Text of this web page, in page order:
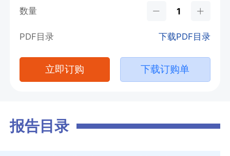
数量
PDF目录 下载PDF目录
立即订购 下载订购单
报告目录